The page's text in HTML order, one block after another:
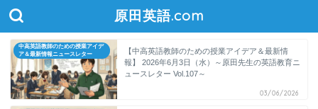
原田英語.com
中高英語教師のための授業アイデ
ア＆最新情報ニュースレター
【中高英語教師のための授業アイデア＆最新情
報】 2026年6月3日（水）～原田先生の英語教育ニ
ュースレター Vol.107～
03/06/2026